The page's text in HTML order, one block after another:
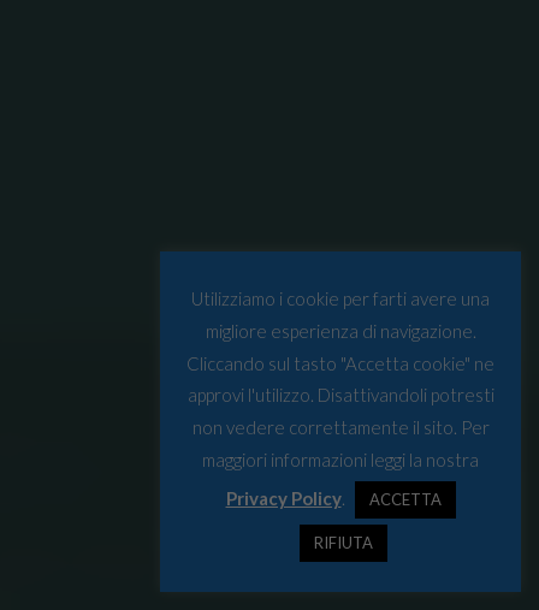
Utilizziamo i cookie per farti avere una
migliore esperienza di navigazione.
Cliccando sul tasto "Accetta cookie" ne
approvi l'utilizzo. Disattivandoli potresti
non vedere correttamente il sito. Per
maggiori informazioni leggi la nostra
Privacy Policy. ACCETTA
RIFIUTA